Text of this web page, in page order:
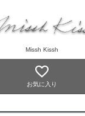
Missh Kissh
お気に入り